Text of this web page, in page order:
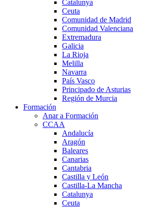
Catalunya
Ceuta
Comunidad de Madrid
Comunidad Valenciana
Extremadura
Galicia
La Rioja
Melilla
Navarra
País Vasco
Principado de Asturias
Región de Murcia
Formación
Anar a Formación
CCAA
Andalucía
Aragón
Baleares
Canarias
Cantabria
Castilla y León
Castilla-La Mancha
Catalunya
Ceuta